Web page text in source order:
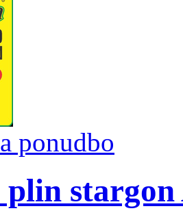
ponudbo